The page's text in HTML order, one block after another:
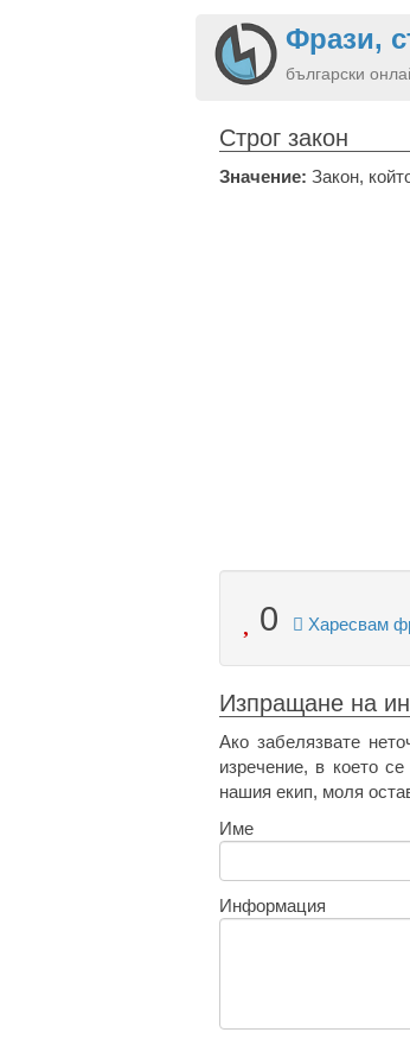
Фрази,
български
Строг закон
Значение: Закон,
0 Харесвам
Изпращане на
Ако забелязвате
изречение, в което
нашия екип, моля
Име
Информация